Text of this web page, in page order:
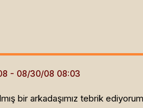
bir arkadaşımız tebrik ediyorum